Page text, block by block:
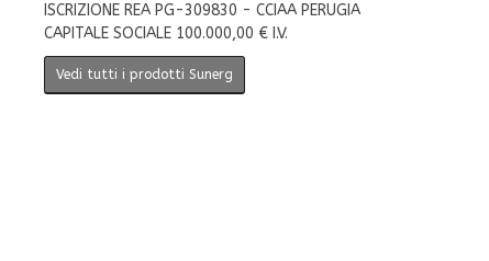
ISCRIZIONE REA PG-309830 - CCIAA PERUGIA
CAPITALE SOCIALE 100.000,00 € I.V.
Vedi tutti i prodotti Sunerg